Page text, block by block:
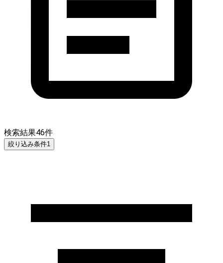
検索結果46件
絞り込み条件1